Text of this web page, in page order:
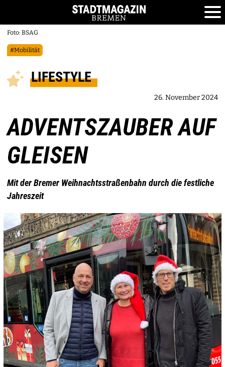
Foto: BSAG
#Mobilität
LIFESTYLE
26. November 2024
ADVENTSZAUBER AUF
GLEISEN
Mit der Bremer Weihnachtsstraßenbahn durch die festliche
Jahreszeit